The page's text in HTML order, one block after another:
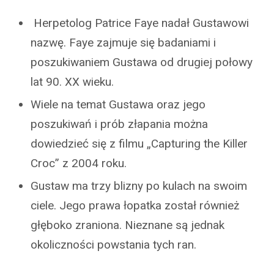
Herpetolog Patrice Faye nadał Gustawowi
nazwę. Faye zajmuje się badaniami i
poszukiwaniem Gustawa od drugiej połowy
lat 90. XX wieku.
Wiele na temat Gustawa oraz jego
poszukiwań i prób złapania można
dowiedzieć się z filmu „Capturing the Killer
Croc” z 2004 roku.
Gustaw ma trzy blizny po kulach na swoim
ciele. Jego prawa łopatka został również
głęboko zraniona. Nieznane są jednak
okoliczności powstania tych ran.